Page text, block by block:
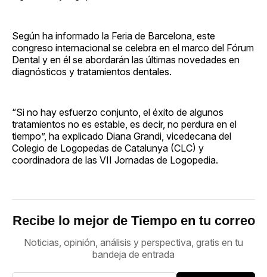
Según ha informado la Feria de Barcelona, este
congreso internacional se celebra en el marco del Fórum
Dental y en él se abordarán las últimas novedades en
diagnósticos y tratamientos dentales.
“Si no hay esfuerzo conjunto, el éxito de algunos
tratamientos no es estable, es decir, no perdura en el
tiempo”, ha explicado Diana Grandi, vicedecana del
Colegio de Logopedas de Catalunya (CLC) y
coordinadora de las VII Jornadas de Logopedia.
Recibe lo mejor de Tiempo en tu correo
Noticias, opinión, análisis y perspectiva, gratis en tu
bandeja de entrada